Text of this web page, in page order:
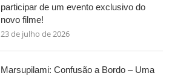
participar de um evento exclusivo do
novo filme!
23 de julho de 2026
Marsupilami: Confusão a Bordo – Uma